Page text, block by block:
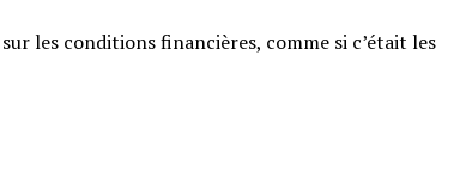
les conditions financières, comme si c’était les